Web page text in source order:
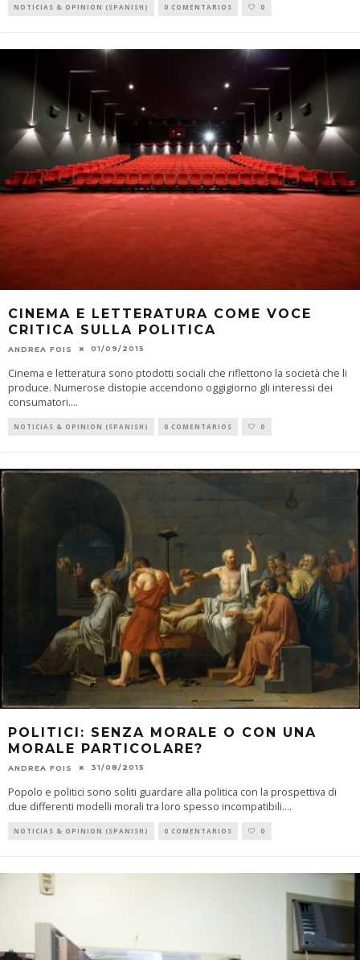
NOTICIAS & OPINION (SPANISH) 0 COMENTARIOS 0
CINEMA E LETTERATURA COME VOCE
CRITICA SULLA POLITICA
ANDREA FOIS 01/09/2015
Cinema e letteratura sono ptodotti sociali che riflettono la società che li
produce. Numerose distopie accendono oggigiorno gli interessi dei
consumatori....
NOTICIAS & OPINION (SPANISH) 0 COMENTARIOS 0
POLITICI: SENZA MORALE O CON UNA
MORALE PARTICOLARE?
ANDREA FOIS 31/08/2015
Popolo e politici sono soliti guardare alla politica con la prospettiva di
due differenti modelli morali tra loro spesso incompatibili....
NOTICIAS & OPINION (SPANISH) 0 COMENTARIOS 0